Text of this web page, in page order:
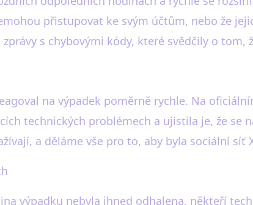
přistupovat ke svým účtům, nebo že
s chybovými kódy, které svědčily o tom,
na výpadek poměrně rychle. Na
technických problémech a ujistila je, že
a děláme vše pro to, aby byla sociální
výpadku nebyla ihned odhalena, někteří